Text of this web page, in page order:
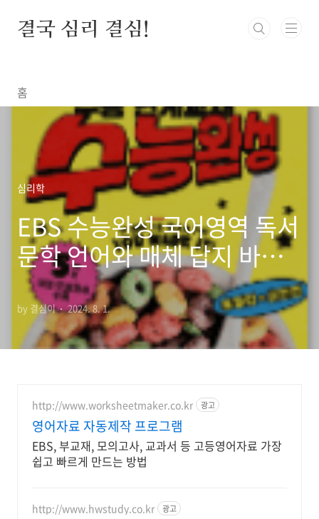
결국 심리 결심!
홈
심리학
EBS 수능완성 국어영역 독서
문학 언어와 매체 답지 바로
가기
by 결심이 2024. 8. 1.
http://www.worksheetmaker.co.kr 광고
영어자료 자동제작 프로그램
EBS, 부교재, 모의고사, 교과서 등 고등영어자료 가장
쉽고 빠르게 만드는 방법
http://www.hwstudy.co.kr 광고